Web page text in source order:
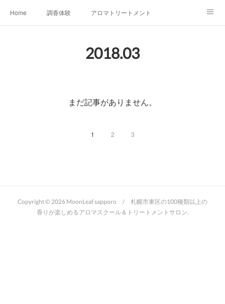
Home 調香体験 アロマトリートメントMenu
Profile FOR COMPANY
2018.03
まだ記事がありません。
1 2 3
Copyright © 2026 MoonLeaf sapporo / 札幌市東区の100種類以上の
香りが楽しめるアロマスクール＆トリートメントサロン.